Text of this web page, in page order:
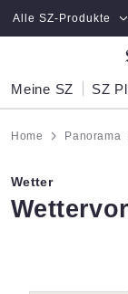
Zum Hauptinhalt
Alle SZ-Produkte
Meine SZ SZ
Home Panorama
Wetter
: